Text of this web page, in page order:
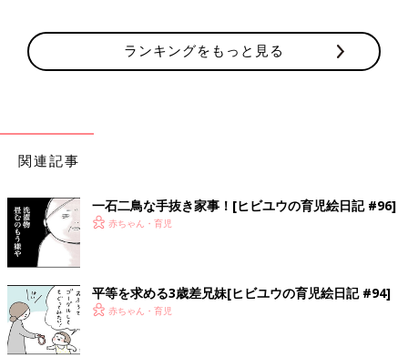
ランキングをもっと見る
関連記事
一石二鳥な手抜き家事！[ヒビユウの育児絵日記 #96]
赤ちゃん・育児
平等を求める3歳差兄妹[ヒビユウの育児絵日記 #94]
赤ちゃん・育児